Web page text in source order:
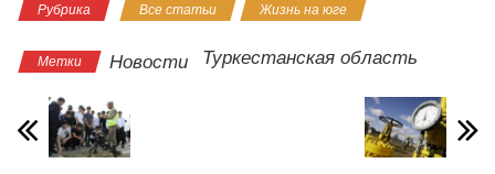
at
s
A
p
p
c
e
b
o
o
tt
er
n
o
e
gr
.R
u
а
в
и
ть
Рубрика Все статьи Жизнь на юге
Метки Новости Туркестанская область